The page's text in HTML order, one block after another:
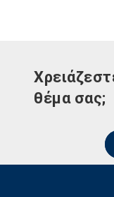
θέμα σας;